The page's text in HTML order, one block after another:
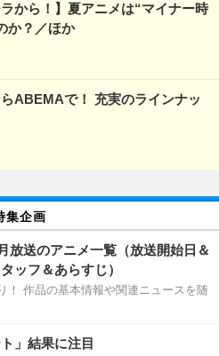
ラから！】夏アニメは“マイナー時
か？／ほか
ABEMAで！ 充実のラインナッ
集企画
放送のアニメ一覧（放送開始日＆
ッフ＆あらすじ）
！ 作品の基本情報や関連ニュースを随
」結果に注目